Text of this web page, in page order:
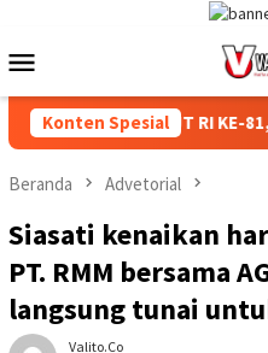
konten
Mobile
Konten Spesial
HUT RI KE-81,
Beranda Advetorial
Siasati kenaikan
PT. RMM bersama
langsung tunai
Valito.co